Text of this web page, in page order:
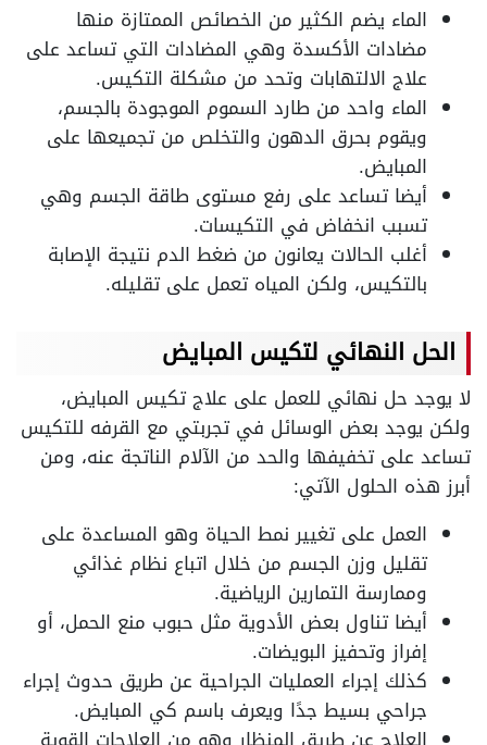
الماء يضم الكثير من الخصائص الممتازة منها
مضادات الأكسدة وهي المضادات التي تساعد على
علاج الالتهابات وتحد من مشكلة التكيس.
الماء واحد من طارد السموم الموجودة بالجسم،
ويقوم بحرق الدهون والتخلص من تجميعها على
المبايض.
أيضا تساعد على رفع مستوى طاقة الجسم وهي
تسبب انخفاض في التكيسات.
أغلب الحالات يعانون من ضغط الدم نتيجة الإصابة
بالتكيس، ولكن المياه تعمل على تقليله.
الحل النهائي لتكيس المبايض
لا يوجد حل نهائي للعمل على علاج تكيس المبايض،
ولكن يوجد بعض الوسائل في تجربتي مع القرفه للتكيس
تساعد على تخفيفها والحد من الآلام الناتجة عنه، ومن
أبرز هذه الحلول الآتي:
العمل على تغيير نمط الحياة وهو المساعدة على
تقليل وزن الجسم من خلال اتباع نظام غذائي
وممارسة التمارين الرياضية.
أيضا تناول بعض الأدوية مثل حبوب منع الحمل، أو
إفراز وتحفيز البويضات.
كذلك إجراء العمليات الجراحية عن طريق حدوث إجراء
جراحي بسيط جدًا ويعرف باسم كي المبايض.